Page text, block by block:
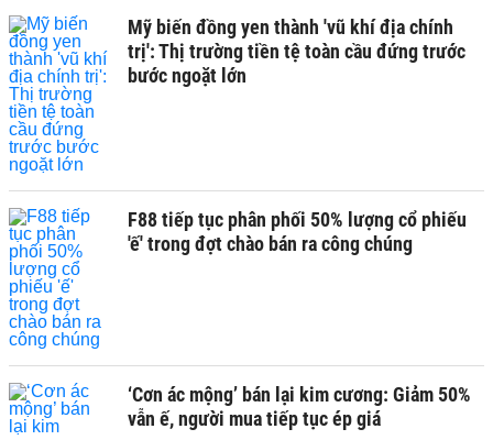
Mỹ biến đồng yen thành 'vũ khí địa chính
trị': Thị trường tiền tệ toàn cầu đứng trước
bước ngoặt lớn
F88 tiếp tục phân phối 50% lượng cổ phiếu
'ế' trong đợt chào bán ra công chúng
‘Cơn ác mộng’ bán lại kim cương: Giảm 50%
vẫn ế, người mua tiếp tục ép giá